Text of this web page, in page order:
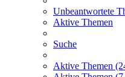
Unbeantwortete
Aktive Themen
Suche
Aktive Themen